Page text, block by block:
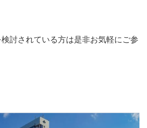
討されている方は是非お気軽にご参